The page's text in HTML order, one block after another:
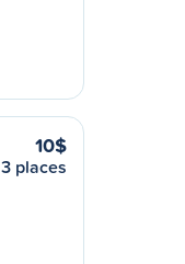
10$
3 places